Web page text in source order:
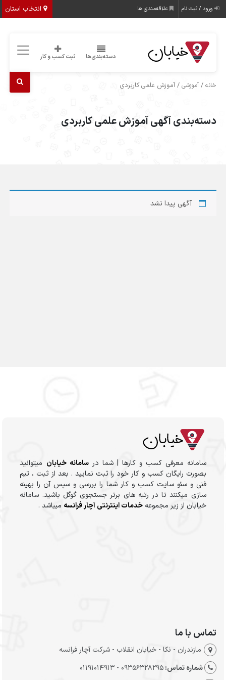
انتخاب استان ورود / ثبت نام علاقه‌مندی ها
دسته‌بندی‌ها ثبت کسب و کار
خانه /آموزشی / آموزش علمی کاربردی
دسته‌بندی آگهی آموزش علمی کاربردی
آگهی پیدا نشد
سامانه معرفی کسب و کارها | شما درسامانه خیابان میتوانید
بصورت رایگان کسب و کار خود را ثبت نمایید . بعد از ثبت ، تیم
فنی و سئو سایت کسب و کار شما را بررسی و سپس آن را بهینه
سازی میکنند تا در رتبه های برتر جستجوی گوگل باشید. سامانه
خیابان از زیر مجموعهخدمات اینترنتی آچار فرانسه میباشد .
تماس با ما
مازندران - نکا - خیابان انقلاب - شرکت آچار فرانسه
شماره تماس:09356328295 - 01191014913